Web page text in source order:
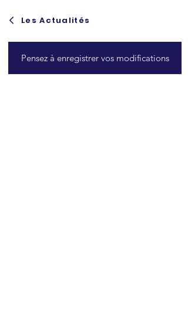
Les Actualités
Pensez à enregistrer vos modifications